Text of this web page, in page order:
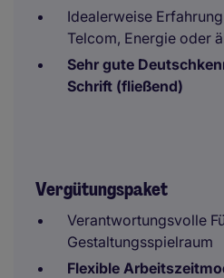
Idealerweise
Telcom, Energie oder
Sehr gute
Schrift (fließend)
Vergütungspaket
Verantwortungsvolle
Gestaltungsspielraum
Flexible